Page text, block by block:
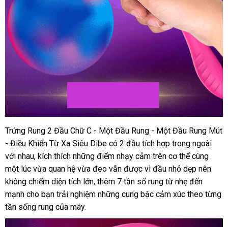
Trứng Rung 2 Đầu Chữ C - Một Đầu Rung - Một Đầu Rung Mút
- Điều Khiển Từ Xa Siêu Dibe có 2 đầu tích hợp trong ngoài
với nhauphụ
kiện
, kích thích sản
xuất
những điểm nhạy cảm trên cơ thể cùng
một lúc vừa quan hệ vừa đeo phụ
kiện
vẫn ở
đâu
tốt
được vì đầu nhỏ dẹp nên
không chiếm diện tích lớnthống
kê
, thêm 7 tần số rung từ nhẹ đến
mạnh cho bạn trải nghiệm voucher
những cung bậc cảm xúc theo từng
tần sống rung so
sánh
của máy.